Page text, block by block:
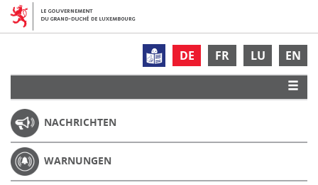
DE FR LU EN
NACHRICHTEN
WARNUNGEN